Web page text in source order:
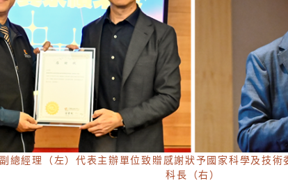
總經理（左）代表主辦單位致贈感謝狀予國家科學及技術
科長（右）